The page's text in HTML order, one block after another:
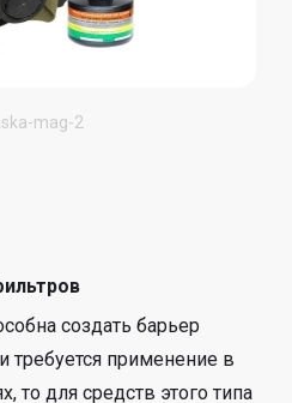
mag-2
создать барьер
требуется применение в
то для средств этого типа